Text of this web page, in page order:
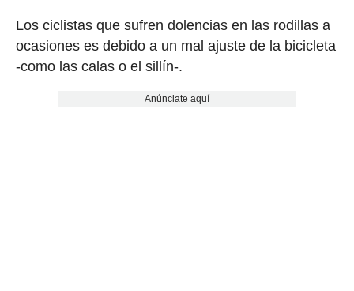
Los ciclistas que sufren dolencias en las rodillas a
ocasiones es debido a un mal ajuste de la bicicleta
-como las calas o el sillín-.
Anúnciate aquí